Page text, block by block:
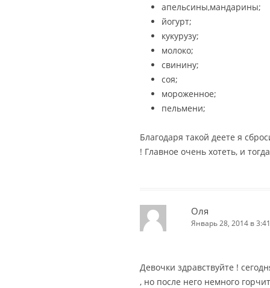
апельсины,мандарины;
йогурт;
кукурузу;
молоко;
свинину;
соя;
мороженное;
пельмени;
Благодаря такой деете я
! Главное очень хотеть, и
Оля
Январь 28, 2014 в
Девочки здравствуйте !
, но после него немного